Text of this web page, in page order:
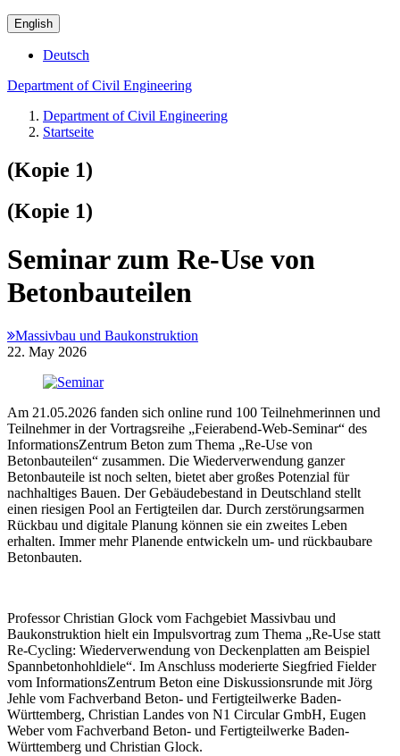
English
Deutsch
Department of Civil Engineering
Department of Civil Engineering
Startseite
(Kopie 1)
(Kopie 1)
Seminar zum Re-Use von
Betonbauteilen
Massivbau und Baukonstruktion
22. May 2026
Am 21.05.2026 fanden sich online rund 100 Teilnehmerinnen und
Teilnehmer in der Vortragsreihe „Feierabend-Web-Seminar“ des
InformationsZentrum Beton zum Thema „Re-Use von
Betonbauteilen“ zusammen. Die Wiederverwendung ganzer
Betonbauteile ist noch selten, bietet aber großes Potenzial für
nachhaltiges Bauen. Der Gebäudebestand in Deutschland stellt
einen riesigen Pool an Fertigteilen dar. Durch zerstörungsarmen
Rückbau und digitale Planung können sie ein zweites Leben
erhalten. Immer mehr Planende entwickeln um- und rückbaubare
Betonbauten.
Professor Christian Glock vom Fachgebiet Massivbau und
Baukonstruktion hielt ein Impulsvortrag zum Thema „Re-Use statt
Re-Cycling: Wiederverwendung von Deckenplatten am Beispiel
Spannbetonhohldiele“. Im Anschluss moderierte Siegfried Fielder
vom InformationsZentrum Beton eine Diskussionsrunde mit Jörg
Jehle vom Fachverband Beton- und Fertigteilwerke Baden-
Württemberg, Christian Landes von N1 Circular GmbH, Eugen
Weber vom Fachverband Beton- und Fertigteilwerke Baden-
Württemberg und Christian Glock.